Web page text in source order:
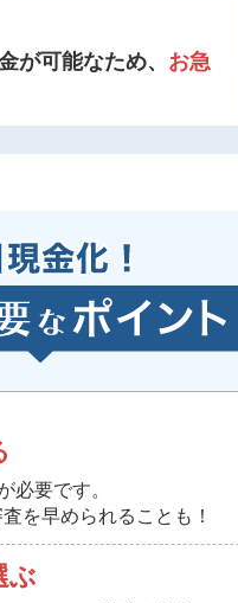
が可能なため、 お急
必要です。
を早められることも！
ぶ